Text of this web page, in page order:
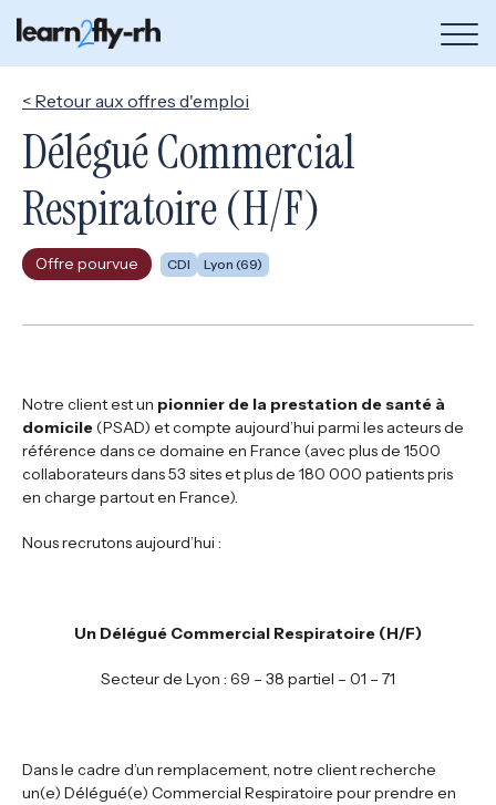
de
< Retour aux offres d'emploi
Délégué Commercial
Respiratoire (H/F)
Offre pourvue CDI Lyon (69)
Notre client est un pionnier de la prestation de santé à
domicile(PSAD) et compte aujourd’hui parmi les acteurs de
référence dans ce domaine en France (avec plus de 1500
collaborateurs dans 53 sites et plus de 180 000 patients pris
en charge partout en France).
Nous recrutons aujourd’hui :
Un Délégué Commercial Respiratoire (H/F)
Secteur de Lyon : 69 – 38 partiel – 01 – 71
Dans le cadre d’un remplacement, notre client recherche
un(e) Délégué(e) Commercial Respiratoire pour prendre en